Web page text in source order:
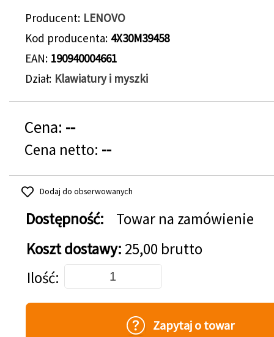
Producent LENOVO
Kod producenta 4X30M39458
EAN 190940004661
Dział Klawiatury i myszki
Cena: --
Cena netto: --
Dodaj do obserwowanych
Dostępność:
Towar na zamówienie
Koszt dostawy: 25,00 brutto
Dodaj do koszyka
Ilość
Zapytaj o towar